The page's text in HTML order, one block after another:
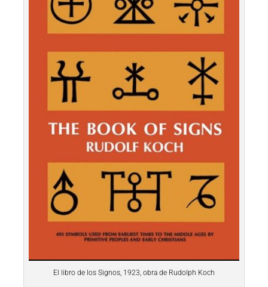
El libro de los Signos, 1923, obra de Rudolph Koch